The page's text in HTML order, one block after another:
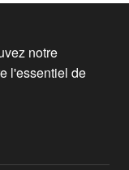
notre
l'essentiel de